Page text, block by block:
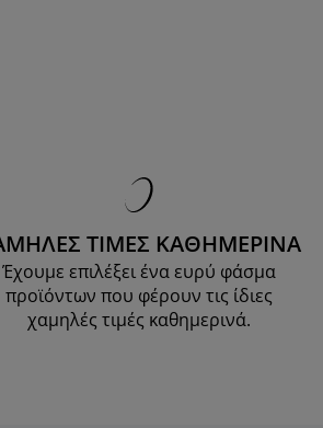
ΤΙΜΕΣ ΚΑΘΗΜΕΡΙΝΑ
Έχουμε επιλέξει ένα ευρύ φάσμα
προϊόντων που φέρουν τις ίδιες
χαμηλές τιμές καθημερινά.